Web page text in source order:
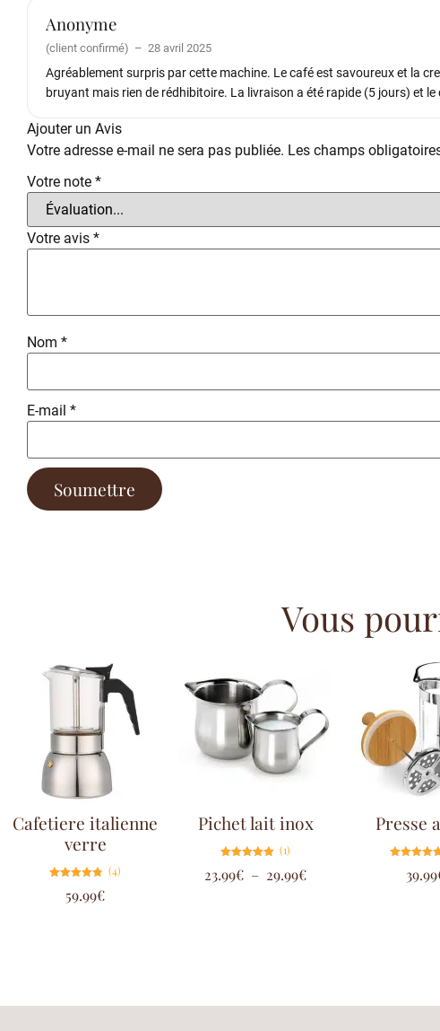
Anonyme
(client confirmé) – 28 avril 2025
Agréablement surpris par cette machine. Le café est savoureux et la
bruyant mais rien de rédhibitoire. La livraison a été rapide (5 jours) et
Ajouter un Avis
Votre adresse e-mail ne sera pas publiée. Les champs
Votre note *
Votre avis *
Nom *
E-mail *
Vous
Cafetiere italienne
verre
4.75
sur 5
(4)
59.99€
Pichet lait inox
5.00
sur 5
(1)
23.99€ – 29.99€
Presse
5.00
sur 5
39.99